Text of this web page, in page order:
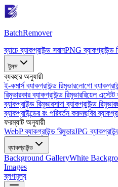
BatchRemover
ব্যাচে ব্যাকগ্রাউন্ড সরানPNG ব্যাকগ্রাউন্ড
টুলস
ব্যবহার অনুযায়ী
ই-কমার্স ব্যাকগ্রাউন্ড রিমুভারলোগো
রিমুভারকার ব্যাকগ্রাউন্ড রিমুভাররিয়েল এস্টেট
ব্যাকগ্রাউন্ড রিমুভারসাদা ব্যাকগ্রাউন্ড রিমুভার
ব্যাকগ্রাউন্ডের রং পরিবর্তন করুনছবির
ফরম্যাট অনুযায়ী
WebP ব্যাকগ্রাউন্ড রিমুভারJPG
ব্যাকগ্রাউন্ড
Background GalleryWhite
Images
ব্লগমূল্য